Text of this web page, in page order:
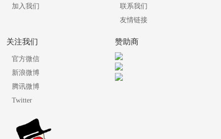
加入我们
联系我们
友情链接
关注我们
官方微信
新浪微博
腾讯微博
Twitter
赞助商